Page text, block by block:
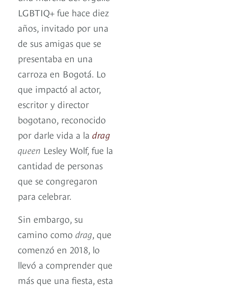
LGBTIQ+ fue hace diez
años, invitado por una
de sus amigas que se
presentaba en una
carroza en Bogotá. Lo
que impactó al actor,
escritor y director
bogotano, reconocido
por darle vida a la drag
queen Lesley Wolf, fue la
cantidad de personas
que se congregaron
para celebrar.
Sin embargo, su
camino como drag, que
comenzó en 2018, lo
llevó a comprender que
más que una fiesta, esta